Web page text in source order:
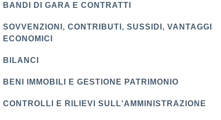
BANDI DI GARA E CONTRATTI
SOVVENZIONI, CONTRIBUTI, SUSSIDI, VANTAGGI
ECONOMICI
BILANCI
BENI IMMOBILI E GESTIONE PATRIMONIO
CONTROLLI E RILIEVI SULL'AMMINISTRAZIONE